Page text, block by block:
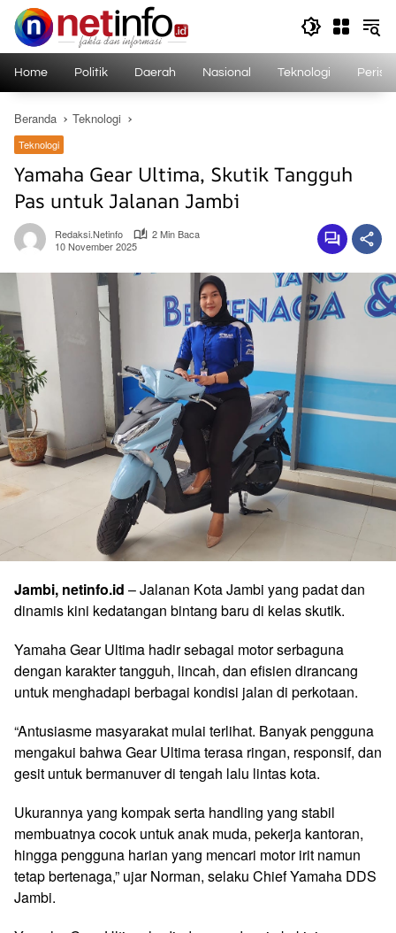
Langsung
konten
Home Politik Daerah Nasional Teknologi
Beranda Teknologi
Teknologi
Yamaha Gear Ultima, Skutik Tangguh
Pas untuk Jalanan Jambi
Redaksi.netinfo
2 Min Baca
10 November 2025
Jambi, netinfo.id – Jalanan Kota Jambi yang padat dan
dinamis kini kedatangan bintang baru di kelas skutik.
Yamaha Gear Ultima hadir sebagai motor serbaguna
dengan karakter tangguh, lincah, dan efisien dirancang
untuk menghadapi berbagai kondisi jalan di perkotaan.
“Antusiasme masyarakat mulai terlihat. Banyak pengguna
mengakui bahwa Gear Ultima terasa ringan, responsif, dan
gesit untuk bermanuver di tengah lalu lintas kota.
Ukurannya yang kompak serta handling yang stabil
membuatnya cocok untuk anak muda, pekerja kantoran,
hingga pengguna harian yang mencari motor irit namun
tetap bertenaga,” ujar Norman, selaku Chief Yamaha DDS
Jambi.